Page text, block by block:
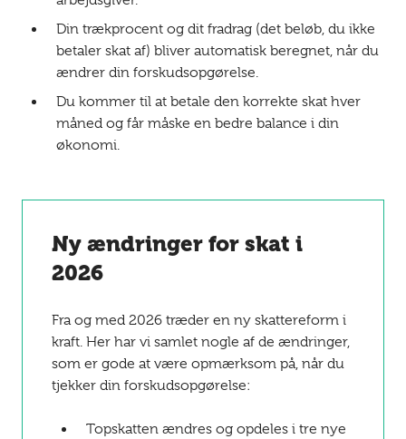
Din trækprocent og dit fradrag (det beløb, du ikke
betaler skat af) bliver automatisk beregnet, når du
ændrer din forskudsopgørelse.
Du kommer til at betale den korrekte skat hver
måned og får måske en bedre balance i din
økonomi.
Ny ændringer for skat i
2026
Fra og med 2026 træder en ny skattereform i
kraft. Her har vi samlet nogle af de ændringer,
som er gode at være opmærksom på, når du
tjekker din forskudsopgørelse:
Topskatten ændres og opdeles i tre nye